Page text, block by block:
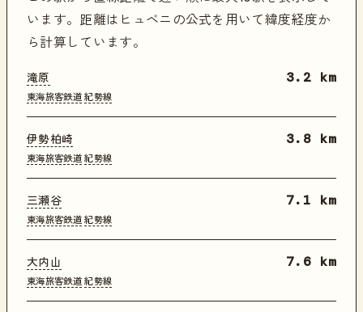
います。距離はヒュベニの公式を用いて緯度経度か
ら計算しています。
滝原
東海旅客鉄道 紀勢線
3.2 km
伊勢柏崎
東海旅客鉄道 紀勢線
3.8 km
三瀬谷
東海旅客鉄道 紀勢線
7.1 km
大内山
東海旅客鉄道 紀勢線
7.6 km